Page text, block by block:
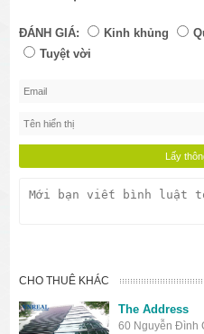
ĐÁNH GIÁ: Kinh khủng
Tuyệt vời
CHO THUÊ KHÁC
The Address
60 Nguyễn Đình